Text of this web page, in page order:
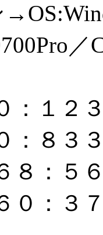
／
：１２
：８３
８：５
０：３